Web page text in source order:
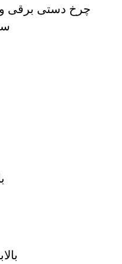
چرخ دستی برقی و